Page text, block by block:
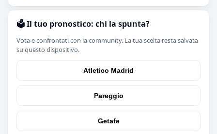
🗳️ Il tuo pronostico: chi la spunta?
Vota e confrontati con la community. La tua scelta resta salvata
su questo dispositivo.
Atletico Madrid
Pareggio
Getafe